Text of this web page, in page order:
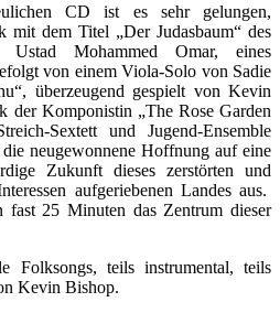
CD ist es sehr gelungen,
mit dem Titel „Der Judasbaum“ des
Ustad Mohammed Omar, eines
von einem Viola-Solo von Sadie
überzeugend gespielt von Kevin
der Komponistin „The Rose Garden
Sextett und Jugend-Ensemble
neugewonnene Hoffnung auf eine
Zukunft dieses zerstörten und
aufgeriebenen Landes aus.
25 Minuten das Zentrum dieser
Folksongs, teils instrumental, teils
Kevin Bishop.